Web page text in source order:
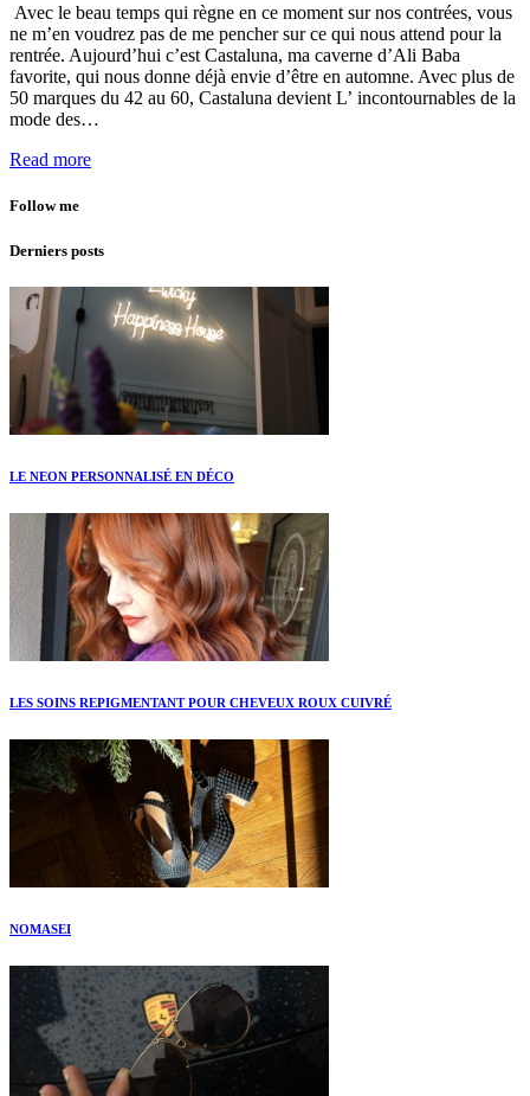
Avec le beau temps qui règne en ce moment sur nos contrées, vous
ne m’en voudrez pas de me pencher sur ce qui nous attend pour la
rentrée. Aujourd’hui c’est Castaluna, ma caverne d’Ali Baba
favorite, qui nous donne déjà envie d’être en automne. Avec plus de
50 marques du 42 au 60, Castaluna devient L’ incontournables de la
mode des…
Read more
Follow me
Derniers posts
LE NEON PERSONNALISÉ EN DÉCO
LES SOINS REPIGMENTANT POUR CHEVEUX ROUX CUIVRÉ
NOMASEI